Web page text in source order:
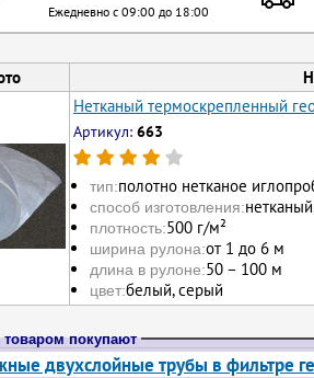
Ежедневно с 09:00 до 18:00
Нетканый термоскрепленный
Артикул: 663
тип:полотно нетканое
способ изготовления:
плотность:500 г/м²
ширина рулона:от 1 до 6 м
длина в рулоне:50 – 100 м
цвет:белый, серый
покупают
двухслойные трубы в фильтре